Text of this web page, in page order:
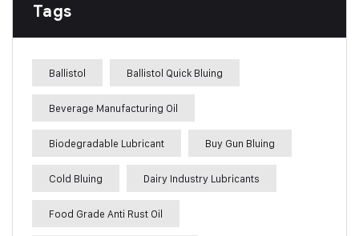
Tags
Ballistol Ballistol Quick Bluing
Beverage Manufacturing Oil
Biodegradable Lubricant Buy Gun Bluing
Cold Bluing Dairy Industry Lubricants
Food Grade Anti Rust Oil